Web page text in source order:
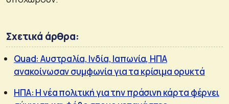
Σχετικά άρθρα:
Quad: Αυστραλία, Ινδία, Ιαπωνία, ΗΠΑ
ανακοίνωσαν συμφωνία για τα κρίσιμα ορυκτά
ΗΠΑ: Η νέα πολιτική για την πράσινη κάρτα φέρνει